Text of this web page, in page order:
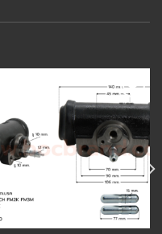
Add to
wishlist